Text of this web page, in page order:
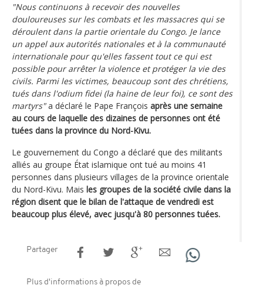
"Nous continuons à recevoir des nouvelles
douloureuses sur les combats et les massacres qui se
déroulent dans la partie orientale du Congo. Je lance
un appel aux autorités nationales et à la communauté
internationale pour qu'elles fassent tout ce qui est
possible pour arrêter la violence et protéger la vie des
civils. Parmi les victimes, beaucoup sont des chrétiens,
tués dans l'odium fidei (la haine de leur foi), ce sont des
martyrs"a déclaré le Pape François après une semaine
au cours de laquelle des dizaines de personnes ont été
tuées dans la province du Nord-Kivu.
Le gouvernement du Congo a déclaré que des militants
alliés au groupe État islamique ont tué au moins 41
personnes dans plusieurs villages de la province orientale
du Nord-Kivu. Mais les groupes de la société civile dans la
région disent que le bilan de l'attaque de vendredi est
beaucoup plus élevé, avec jusqu'à 80 personnes tuées.
Partager
Plus d'informations à propos de